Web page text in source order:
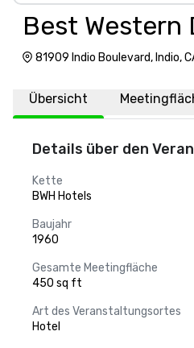
Best Western
81909 Indio Boulevard, Indio,
Übersicht
Details über den
Kette
BWH Hotels
Baujahr
1960
Gesamte Meetingfläche
450 sq ft
Art des Veranstaltungsortes
Hotel